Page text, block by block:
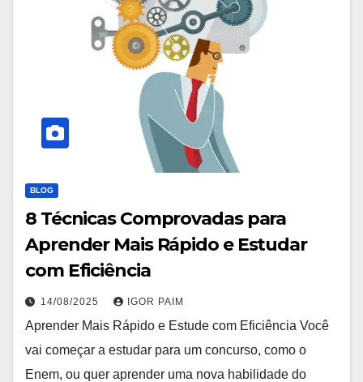
BLOG
8 Técnicas Comprovadas para
Aprender Mais Rápido e Estudar
com Eficiência
14/08/2025 IGOR PAIM
Aprender Mais Rápido e Estude com Eficiência Você
vai começar a estudar para um concurso, como o
Enem, ou quer aprender uma nova habilidade do